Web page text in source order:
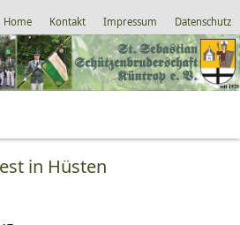
Home Kontakt Impressum Datenschutz
in Hüsten